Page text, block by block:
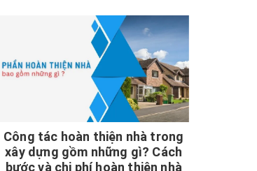
Công tác hoàn thiện nhà trong
xây dựng gồm những gì? Cách
bước và chi phí hoàn thiện nhà